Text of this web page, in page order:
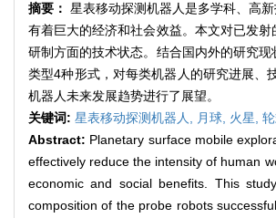
摘要： 星表移动探测机器人是多学科、高
有着巨大的经济和社会效益。本文对已发
研制方面的技术状态。结合国内外的研究
类型4种形式，对每类机器人的研究进展、
机器人未来发展趋势进行了展望。
关键词: 星表移动探测机器人, 月球, 火星,
Abstract: Planetary surface mobile
effectively reduce the intensity of human
economic and social benefits. This
composition of the probe robots